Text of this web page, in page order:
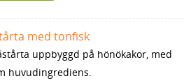
med tonfisk
uppbyggd på hönökakor, med
huvudingrediens.